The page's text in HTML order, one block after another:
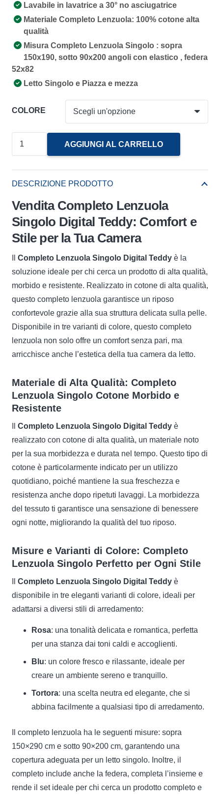
Lavabile in lavatrice a 30° no asciugatrice
Materiale Completo Lenzuola: 100% cotone alta
qualità
Misura Completo Lenzuola Singolo : sopra
150x190, sotto 90x200 angoli con elastico , federa
52x82
Letto Singolo e Piazza e mezza
COLORE
Completo
Digital
Irge
quantità
AGGIUNGI AL CARRELLO
DESCRIZIONE PRODOTTO
Vendita Completo Lenzuola
Singolo Digital Teddy: Comfort e
Stile per la Tua Camera
Completo Lenzuola Singolo Digital Teddy è la
soluzione ideale per chi cerca un prodotto di alta qualità,
morbido e resistente. Realizzato in cotone di alta qualità,
questo completo lenzuola garantisce un riposo
confortevole grazie alla sua struttura delicata sulla pelle.
Disponibile in tre varianti di colore, questo completo
lenzuola non solo offre un comfort senza pari, ma
arricchisce anche l’estetica della tua camera da letto.
Materiale di Alta Qualità: Completo
Lenzuola Singolo Cotone Morbido e
Resistente
Completo Lenzuola Singolo Digital Teddy è
realizzato con cotone di alta qualità, un materiale noto
per la sua morbidezza e durata nel tempo. Questo tipo di
cotone è particolarmente indicato per un utilizzo
quotidiano, poiché mantiene la sua freschezza e
resistenza anche dopo ripetuti lavaggi. La morbidezza
del tessuto ti garantisce una sensazione di benessere
ogni notte, migliorando la qualità del tuo riposo.
Misure e Varianti di Colore: Completo
Lenzuola Singolo Perfetto per Ogni Stile
Completo Lenzuola Singolo Digital Teddy è
disponibile in tre eleganti varianti di colore, ideali per
adattarsi a diversi stili di arredamento:
Rosa: una tonalità delicata e romantica, perfetta
per una stanza dai toni caldi e accoglienti.
Blu: un colore fresco e rilassante, ideale per
creare un ambiente sereno e tranquillo.
Tortora: una scelta neutra ed elegante, che si
abbina facilmente a qualsiasi tipo di arredamento.
Il completo lenzuola ha le seguenti misure: sopra
150×290 cm e sotto 90×200 cm, garantendo una
copertura adeguata per un letto singolo. Inoltre, il
completo include anche la federa, completa l’insieme e
rende il set ideale per chi cerca un prodotto completo e